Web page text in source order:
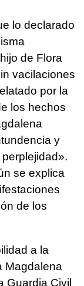
lo declarado
de Flora
vacilaciones
por la
los hechos
y
se explica
de los
a la
Magdalena
Guardia Civil